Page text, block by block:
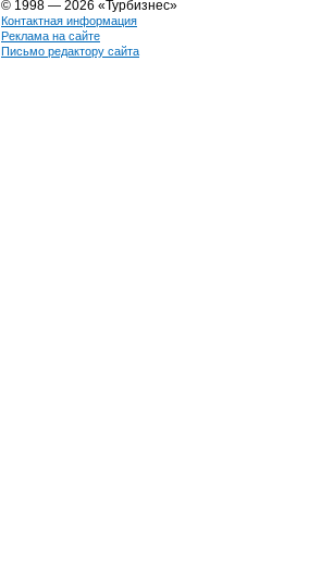
© 1998 — 2026 «Турбизнес»
Контактная информация
Реклама на сайте
Письмо редактору сайта